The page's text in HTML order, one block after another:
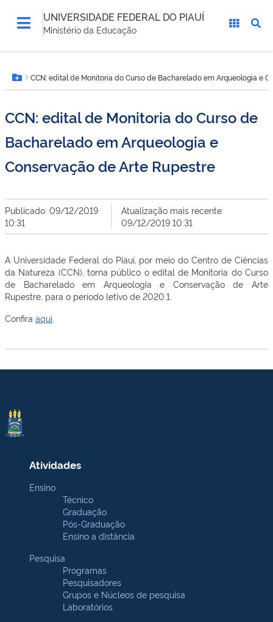
UNIVERSIDADE FEDERAL DO PIAUÍ
Ministério da Educação
está
aqui:Botão Menu
CCN: edital de Monitoria do Curso de Bacharelado em Arqueologia e
CCN: edital de Monitoria do Curso de
Bacharelado em Arqueologia e
Conservação de Arte Rupestre
Publicado: 09/12/2019
10:31
Atualização mais recente:
09/12/2019 10:31
A Universidade Federal do Piauí, por meio do Centro de Ciências
da Natureza (CCN), torna público o edital de Monitoria do Curso
de Bacharelado em Arqueologia e Conservação de Arte
Rupestre, para o período letivo de 2020.1.
Confira aqui
Atividades
Ensino
Técnico
Graduação
Pós-Graduação
Ensino a distância
Pesquisa
Programas
Pesquisadores
Grupos e Núcleos de pesquisa
Laboratórios